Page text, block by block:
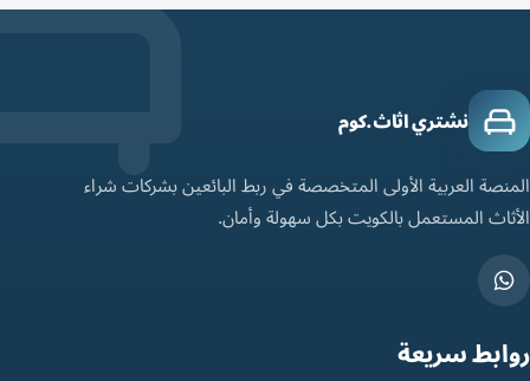
نشتري اثاث.كوم
المنصة العربية الأولى المتخصصة في ربط البائعين بشركات شراء
الأثاث المستعمل بالكويت بكل سهولة وأمان.
روابط سريعة